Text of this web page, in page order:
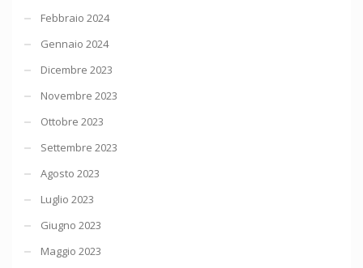
Febbraio 2024
Gennaio 2024
Dicembre 2023
Novembre 2023
Ottobre 2023
Settembre 2023
Agosto 2023
Luglio 2023
Giugno 2023
Maggio 2023